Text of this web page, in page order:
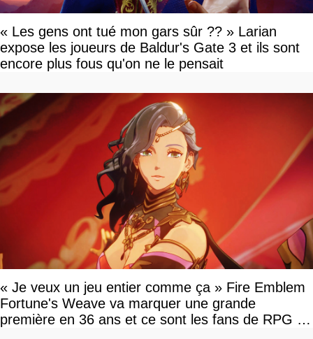
« Les gens ont tué mon gars sûr ?? » Larian
expose les joueurs de Baldur's Gate 3 et ils sont
encore plus fous qu'on ne le pensait
« Je veux un jeu entier comme ça » Fire Emblem
Fortune's Weave va marquer une grande
première en 36 ans et ce sont les fans de RPG en